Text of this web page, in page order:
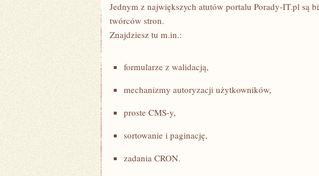
Jednym z największych atutów portalu Porady-IT.pl są
twórców stron.
Znajdziesz tu m.in.:
formularze z walidacją,
mechanizmy autoryzacji użytkowników,
proste CMS-y,
sortowanie i paginację,
zadania CRON.